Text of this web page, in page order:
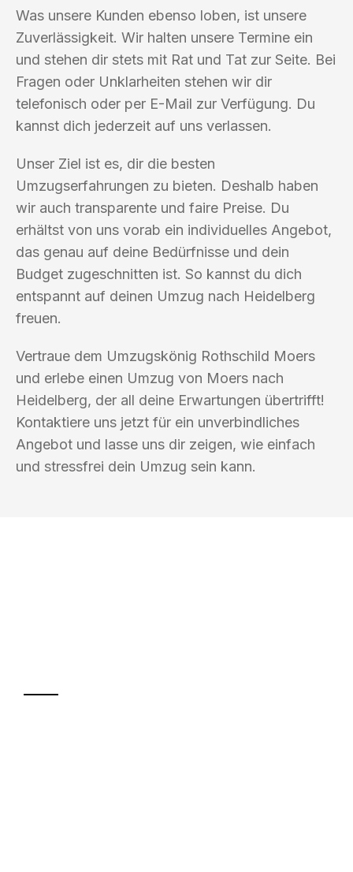
Was unsere Kunden ebenso loben, ist unsere
Zuverlässigkeit. Wir halten unsere Termine ein
und stehen dir stets mit Rat und Tat zur Seite. Bei
Fragen oder Unklarheiten stehen wir dir
telefonisch oder per E-Mail zur Verfügung. Du
kannst dich jederzeit auf uns verlassen.
Unser Ziel ist es, dir die besten
Umzugserfahrungen zu bieten. Deshalb haben
wir auch transparente und faire Preise. Du
erhältst von uns vorab ein individuelles Angebot,
das genau auf deine Bedürfnisse und dein
Budget zugeschnitten ist. So kannst du dich
entspannt auf deinen Umzug nach Heidelberg
freuen.
Vertraue dem Umzugskönig Rothschild Moers
und erlebe einen Umzug von Moers nach
Heidelberg, der all deine Erwartungen übertrifft!
Kontaktiere uns jetzt für ein unverbindliches
Angebot und lasse uns dir zeigen, wie einfach
und stressfrei dein Umzug sein kann.